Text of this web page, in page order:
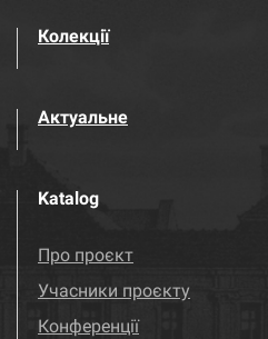
Колекції
Актуальне
Katalog
Про проєкт
Учасники проєкту
Конференції